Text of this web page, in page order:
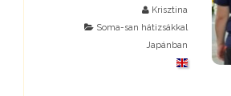
Krisztina
Soma-san hátizsákkal
Japánban